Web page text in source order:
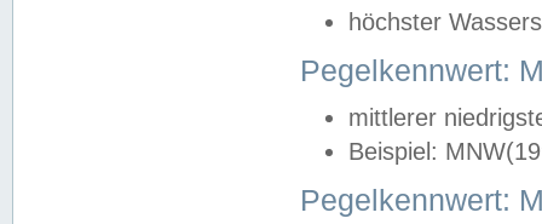
höchster
Pegelkennwert:
mittlerer
Beispiel:
Pegelkennwert: